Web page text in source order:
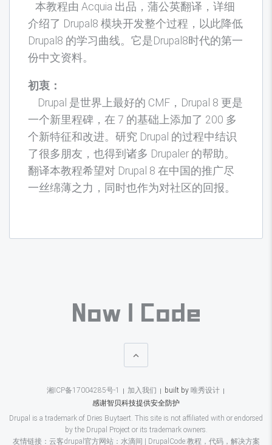
本教程由 Acquia 出品，蒲公英翻译，详细
介绍了 Drupal8 模块开发整个过程，以此降低
Drupal8 的学习曲线。它是Drupal8时代的第一
份中文资料。
初衷：
Drupal 是世界上最好的 CMF，Drupal 8 更是
一个新里程碑，在 7 的基础上添加了 200 多
个新特征和改进。研究 Drupal 的过程中结识
了很多朋友，也得到诸多 Drupaler 的帮助。
翻译本教程希望对 Drupal 8 在中国的推广尽
一丝绵薄之力，同时也作为对社区的回报。

湘ICP备17004285号-1 加入我们 built by唯秀设计
感谢智贝科技提供安全防护
Drupal is a trademark of Dries Buytaert. This site is not affiliated with or endorsed
by the Drupal Project or its trademark owners.
友情链接： 云客drupal官方网站：水滴间 DrupalCode:教程，代码，解决方案